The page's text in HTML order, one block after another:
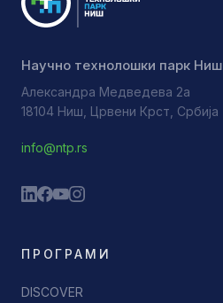
Научно технолошки парк Ниш
Александра Медведева 2а
18104 Ниш, Црвени Крст, Србија
info@ntp.rs
ПРОГРАМИ
DISCOVER